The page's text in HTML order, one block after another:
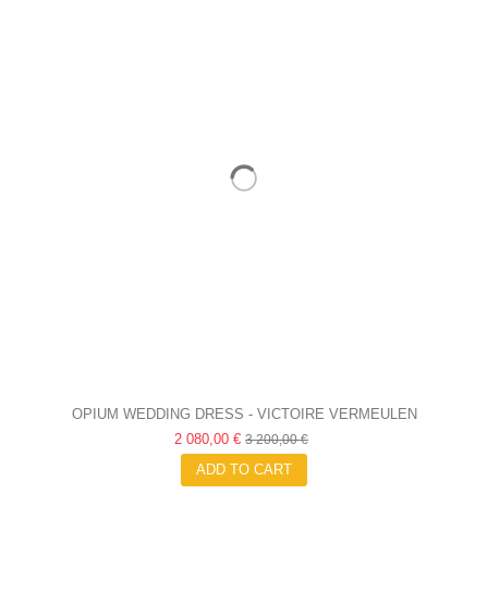
OPIUM WEDDING DRESS - VICTOIRE VERMEULEN
2 080,00 € 3 200,00 €
ADD TO CART